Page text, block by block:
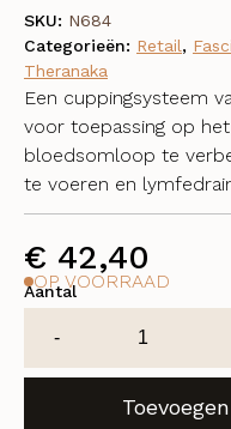
€ 42,40
Een cuppingsysteem
voor toepassing op
bloedsomloop te
te voeren en
OP VOORRAAD
Aantal
-
Body
Fasciastretch
Cupping
SKU: N684
Categorieën: Retail,
Theranaka